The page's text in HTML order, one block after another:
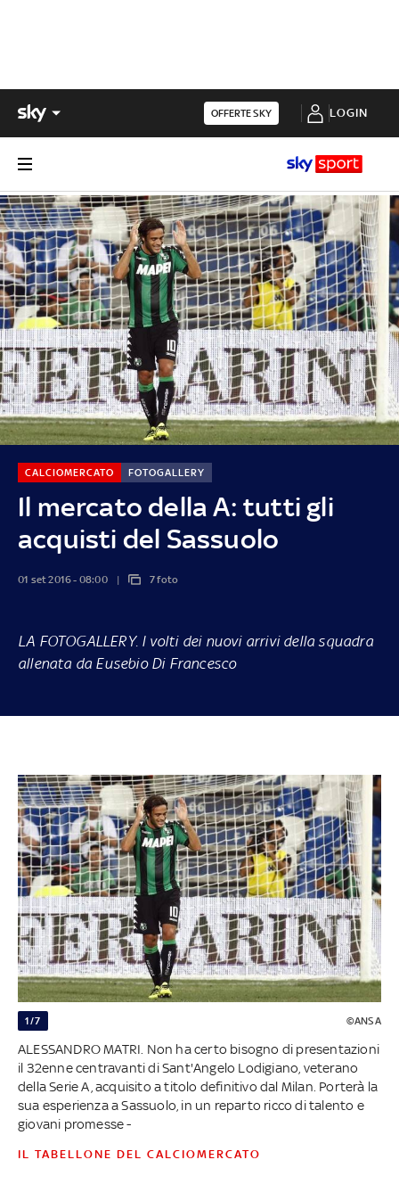
OFFERTE SKY LOGIN
Il mercato della A: tutti gli
acquisti del Sassuolo
CALCIOMERCATO FOTOGALLERY
01 set 2016 - 08:00 7 foto
LA FOTOGALLERY. I volti dei nuovi arrivi della squadra
allenata da Eusebio Di Francesco
1/7 ©ANSA
ALESSANDRO MATRI. Non ha certo bisogno di presentazioni
il 32enne centravanti di Sant'Angelo Lodigiano, veterano
della Serie A, acquisito a titolo definitivo dal Milan. Porterà la
sua esperienza a Sassuolo, in un reparto ricco di talento e
giovani promesse -
IL TABELLONE DEL CALCIOMERCATO